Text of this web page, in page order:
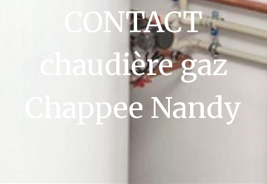
CONTACT
chaudière gaz
Chappee Nandy